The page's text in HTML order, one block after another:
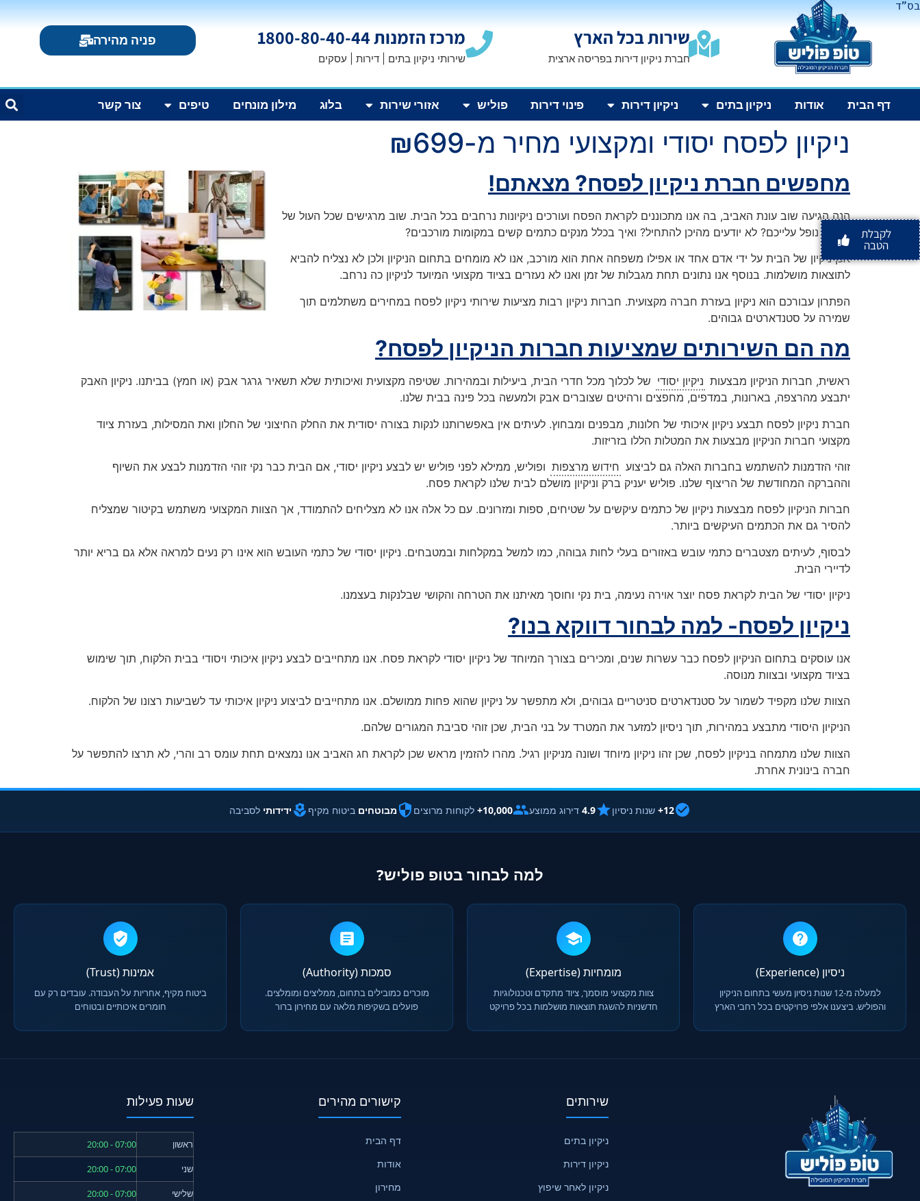
בס"ד
שירות בכל הארץ
חברת ניקיון דירות בפריסה ארצית
מרכז הזמנות 1800-80-40-44
שירותי ניקיון בתים | דירות | עסקים
פניה מהירה
דף הבית אודות ניקיון בתים ניקיון דירות פינוי דירות פוליש אזורי שירות בלוג מילון מונחים טיפים צור קשר
לקבלת
הטבה
ניקיון לפסח יסודי ומקצועי מחיר מ-₪699
מחפשים חברת ניקיון לפסח? מצאתם!
הנה הגיעה שוב עונת האביב, בה אנו מתכוננים לקראת הפסח ועורכים ניקיונות נרחבים בכל הבית. שוב מרגישים שכל העול של
הניקיון נופל עלייכם? לא יודעים מהיכן להתחיל? ואיך בכלל מנקים כתמים קשים במקומות מורכבים?
אכן ניקיון של הבית על ידי אדם אחד או אפילו משפחה אחת הוא מורכב, אנו לא מומחים בתחום הניקיון ולכן לא נצליח להביא
לתוצאות מושלמות. בנוסף אנו נתונים תחת מגבלות של זמן ואנו לא נעזרים בציוד מקצועי המיועד לניקיון כה נרחב.
הפתרון עבורכם הוא ניקיון בעזרת חברה מקצועית. חברות ניקיון רבות מציעות שירותי ניקיון לפסח במחירים משתלמים תוך
שמירה על סטנדארטים גבוהים.
מה הם השירותים שמציעות חברות הניקיון לפסח?
ראשית, חברות הניקיון מבצעות ניקיון יסודי של לכלוך מכל חדרי הבית, ביעילות ובמהירות. שטיפה מקצועית ואיכותית שלא תשאיר גרגר אבק (או חמץ) בביתנו. ניקיון האבק
יתבצע מהרצפה, בארונות, במדפים, מחפצים ורהיטים שצוברים אבק ולמעשה בכל פינה בבית שלנו.
חברת ניקיון לפסח תבצע ניקיון איכותי של חלונות, מבפנים ומבחוץ. לעיתים אין באפשרותנו לנקות בצורה יסודית את החלק החיצוני של החלון ואת המסילות, בעזרת ציוד
מקצועי חברות הניקיון מבצעות את המטלות הללו בזריזות.
זוהי הזדמנות להשתמש בחברות האלה גם לביצוע חידוש מרצפות ופוליש, ממילא לפני פוליש יש לבצע ניקיון יסודי, אם הבית כבר נקי זוהי הזדמנות לבצע את השיוף
וההברקה המחודשת של הריצוף שלנו. פוליש יעניק ברק וניקיון מושלם לבית שלנו לקראת פסח.
חברות הניקיון לפסח מבצעות ניקיון של כתמים עיקשים על שטיחים, ספות ומזרונים. עם כל אלה אנו לא מצליחים להתמודד, אך הצוות המקצועי משתמש בקיטור שמצליח
להסיר גם את הכתמים העיקשים ביותר.
לבסוף, לעיתים מצטברים כתמי עובש באזורים בעלי לחות גבוהה, כמו למשל במקלחות ובמטבחים. ניקיון יסודי של כתמי העובש הוא אינו רק נעים למראה אלא גם בריא יותר
לדיירי הבית.
ניקיון יסודי של הבית לקראת פסח יוצר אוירה נעימה, בית נקי וחוסך מאיתנו את הטרחה והקושי שבלנקות בעצמנו.
ניקיון לפסח- למה לבחור דווקא בנו?
אנו עוסקים בתחום הניקיון לפסח כבר עשרות שנים, ומכירים בצורך המיוחד של ניקיון יסודי לקראת פסח. אנו מתחייבים לבצע ניקיון איכותי ויסודי בבית הלקוח, תוך שימוש
בציוד מקצועי ובצוות מנוסה.
הצוות שלנו מקפיד לשמור על סטנדארטים סניטריים גבוהים, ולא מתפשר על ניקיון שהוא פחות ממושלם. אנו מתחייבים לביצוע ניקיון איכותי עד לשביעות רצונו של הלקוח.
הניקיון היסודי מתבצע במהירות, תוך ניסיון למזער את המטרד על בני הבית, שכן זוהי סביבת המגורים שלהם.
הצוות שלנו מתמחה בניקיון לפסח, שכן זהו ניקיון מיוחד ושונה מניקיון רגיל. מהרו להזמין מראש שכן לקראת חג האביב אנו נמצאים תחת עומס רב והרי, לא תרצו להתפשר על
חברה בינונית אחרת.
12+ שנות ניסיון 4.9 דירוג ממוצע 10,000+ לקוחות מרוצים מבוטחים ביטוח מקיף ידידותי לסביבה
למה לבחור בטופ פוליש?
ניסיון (Experience)
למעלה מ-12 שנות ניסיון מעשי בתחום הניקיון
והפוליש. ביצענו אלפי פרויקטים בכל רחבי הארץ
מומחיות (Expertise)
צוות מקצועי מוסמך, ציוד מתקדם וטכנולוגיות
חדשניות להשגת תוצאות מושלמות בכל פרויקט
סמכות (Authority)
מוכרים כמובילים בתחום, ממליצים ומומלצים.
פועלים בשקיפות מלאה עם מחירון ברור
אמינות (Trust)
ביטוח מקיף, אחריות על העבודה. עובדים רק עם
חומרים איכותיים ובטוחים
שירותים
ניקיון בתים
ניקיון דירות
ניקיון לאחר שיפוץ
קישורים מהירים
דף הבית
אודות
מחירון
שעות פעילות
ראשון
07:00 - 20:00
שני
07:00 - 20:00
שלישי
07:00 - 20:00